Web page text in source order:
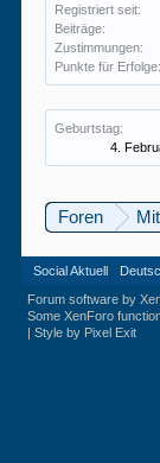
Registriert seit:
Beiträge:
Zustimmungen:
Punkte für Erfolge:
Geburtstag:
4.
Foren
Social Aktuell
Forum software by
Some XenForo
|Style by Pixel Exit